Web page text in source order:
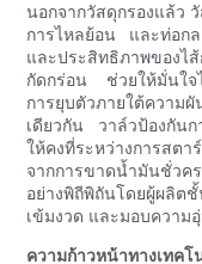
นอกจากวัสดุกรองแล้ว
การไหลย้อน และท่อก
และประสิทธิภาพของไ
กัดกร่อน ช่วยให้มั่นใจ
การยุบตัวภายใต้ควา
เดียวกัน วาล์วป้องกัน
ให้คงที่ระหว่างการสต
จากการขาดน้ำมันชั่วค
อย่างพิถีพิถันโดยผู้ผลิต
เข้มงวด และมอบความ
ความก้าวหน้าทางเทค